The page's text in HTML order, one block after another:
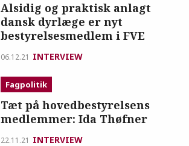
Alsidig og praktisk anlagt
dansk dyrlæge er nyt
bestyrelsesmedlem i FVE
06.12.21 INTERVIEW
Fagpolitik
Tæt på hovedbestyrelsens
medlemmer: Ida Thøfner
22.11.21 INTERVIEW